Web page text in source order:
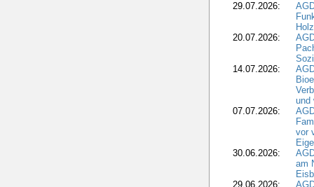
29.07.2026:
20.07.2026:
14.07.2026:
und
07.07.2026:
vor
30.06.2026:
am
29.06.2026: